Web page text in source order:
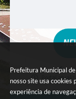
Prefeitura Municipal
nosso site usa cookies
experiência de
Portal